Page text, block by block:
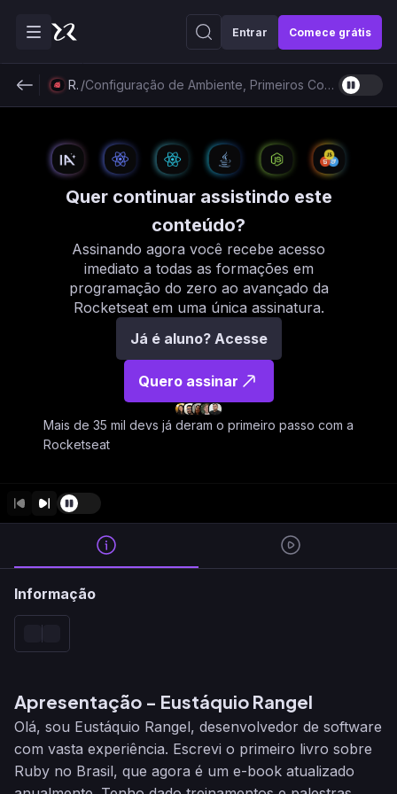
Entrar Comece grátis
Ruby/ Configuração de Ambiente, Primeiros Conceitos e Sintaxe Básica
Quer continuar assistindo este
conteúdo?
Assinando agora você recebe acesso
imediato a todas as formações em
programação do zero ao avançado da
Rocketseat em uma única assinatura.
Já é aluno? Acesse
Quero assinar
Mais de 35 mil devs já deram o primeiro passo com a
Rocketseat
Informação
Apresentação - Eustáquio Rangel
Olá, sou Eustáquio Rangel, desenvolvedor de software
com vasta experiência. Escrevi o primeiro livro sobre
Ruby no Brasil, que agora é um e-book atualizado